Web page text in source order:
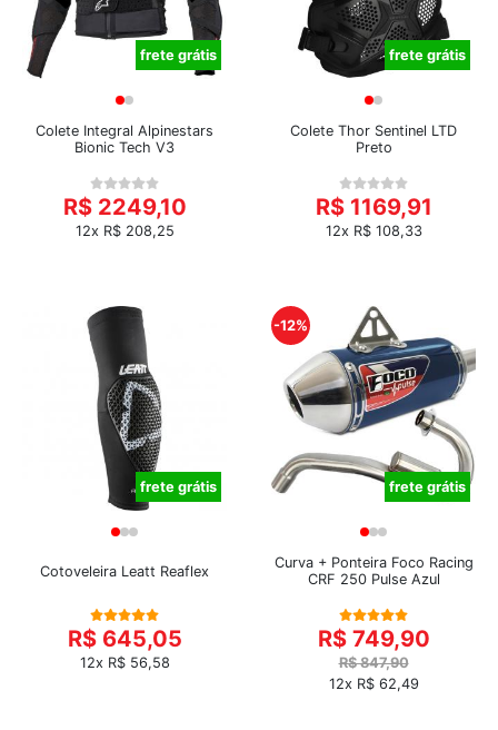
frete grátis
Colete Integral Alpinestars
Bionic Tech V3
R$ 2249,10
12x R$ 208,25
frete grátis
Colete Thor Sentinel LTD
Preto
R$ 1169,91
12x R$ 108,33
frete grátis
Cotoveleira Leatt Reaflex
R$ 645,05
12x R$ 56,58
-12%
frete grátis
Curva + Ponteira Foco Racing
CRF 250 Pulse Azul
R$ 749,90
R$ 847,90
12x R$ 62,49